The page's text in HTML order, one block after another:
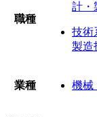
職種
計・
技術
製造
業種 機械